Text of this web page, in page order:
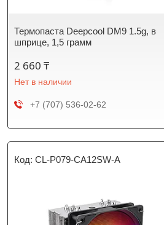
Термопаста Deepcool DM9 1.5g, в
шприце, 1,5 грамм
2 660 ₸
Нет в наличии
+7 (707) 536-02-62
CL-P079-CA12SW-A